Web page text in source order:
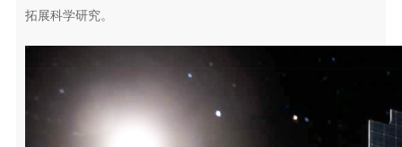
拓展科学研究。